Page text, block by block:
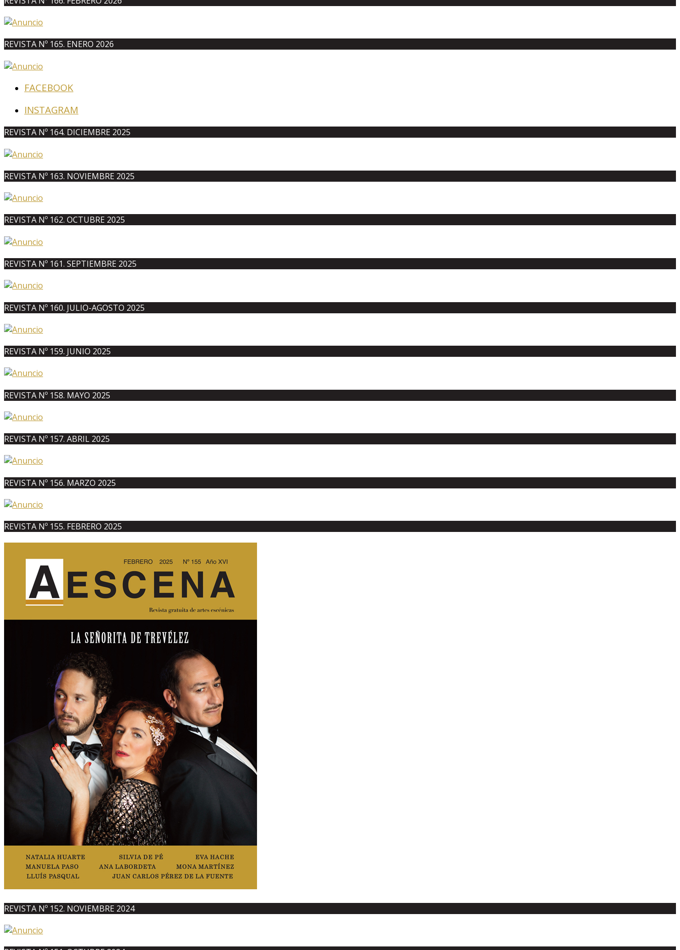
REVISTA Nº 165. ENERO 2026
FACEBOOK
INSTAGRAM
REVISTA Nº 164. DICIEMBRE 2025
REVISTA Nº 163. NOVIEMBRE 2025
REVISTA Nº 162. OCTUBRE 2025
REVISTA Nº 161. SEPTIEMBRE 2025
REVISTA Nº 160. JULIO-AGOSTO 2025
REVISTA Nº 159. JUNIO 2025
REVISTA Nº 158. MAYO 2025
REVISTA Nº 157. ABRIL 2025
REVISTA Nº 156. MARZO 2025
REVISTA Nº 155. FEBRERO 2025
REVISTA Nº 152. NOVIEMBRE 2024